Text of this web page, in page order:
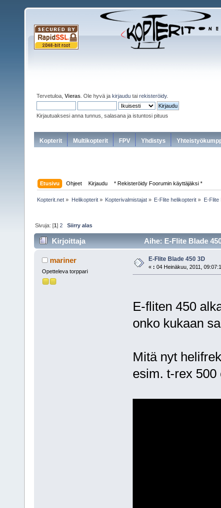
Tervetuloa, Vieras . Ole hyvä ja kirjaudu tai rekisteröidy.
Kirjautuaksesi anna tunnus, salasana ja istuntosi pituus
Kopterit Multikopterit FPV Yhdistys
Etusivu Ohjeet Kirjaudu * Rekisteröidy Foorumin käyttäjäksi *
Kopterit.net » Helikopterit» Kopterivalmistajat» E-Flite helikopterit » E-Flite
Sivuja: [1]2 Siirry alas
Kirjoittaja Aihe: E-Flite Blade
mariner
Opetteleva torppari
E-Flite Blade 450 3D
« : 04 Heinäkuu, 2011,
E-fliten 450
onko kukaan
Mitä nyt
esim. t-rex